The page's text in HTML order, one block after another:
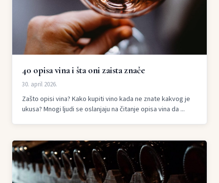
40 opisa vina i šta oni zaista znače
30. april 2026.
Zašto opisi vina? Kako kupiti vino kada ne znate kakvog je
ukusa? Mnogi ljudi se oslanjaju na čitanje opisa vina da ...